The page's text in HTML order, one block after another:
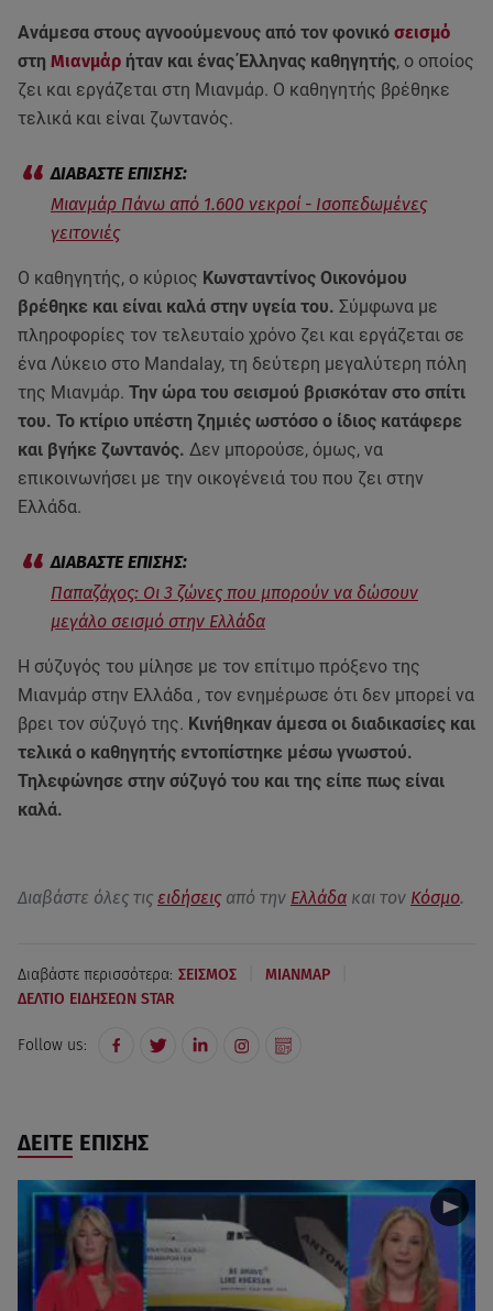
Ανάμεσα στους αγνοούμενους από τον φονικό σεισμό
στη Μιανμάρ ήταν και ένας Έλληνας καθηγητής, ο οποίος
ζει και εργάζεται στη Μιανμάρ. Ο καθηγητής βρέθηκε
τελικά και είναι ζωντανός.
Μιανμάρ Πάνω από 1.600 νεκροί - Iσοπεδωμένες
γειτονιές
Ο καθηγητής, ο κύριος Κωνσταντίνος Οικονόμου
βρέθηκε και είναι καλά στην υγεία του. Σύμφωνα με
πληροφορίες τον τελευταίο χρόνο ζει και εργάζεται σε
ένα Λύκειο στο Mandalay, τη δεύτερη μεγαλύτερη πόλη
της Μιανμάρ. Την ώρα του σεισμού βρισκόταν στο σπίτι
του. Το κτίριο υπέστη ζημιές ωστόσο ο ίδιος κατάφερε
και βγήκε ζωντανός. Δεν μπορούσε, όμως, να
επικοινωνήσει με την οικογένειά του που ζει στην
Ελλάδα.
Παπαζάχος: Οι 3 ζώνες που μπορούν να δώσουν
μεγάλο σεισμό στην Ελλάδα
Η σύζυγός του μίλησε με τον επίτιμο πρόξενο της
Μιανμάρ στην Ελλάδα , τον ενημέρωσε ότι δεν μπορεί να
βρει τον σύζυγό της. Κινήθηκαν άμεσα οι διαδικασίες και
τελικά ο καθηγητής εντοπίστηκε μέσω γνωστού.
Τηλεφώνησε στην σύζυγό του και της είπε πως είναι
καλά.
Διαβάστε όλες τις ειδήσεις από την Ελλάδα και τον Κόσμο.
Διαβάστε περισσότερα: ΣΕΙΣΜΟΣ ΜΙΑΝΜΑΡ
ΔΕΛΤΙΟ ΕΙΔΗΣΕΩΝ STAR
Follow us:
ΔΕΙΤΕ ΕΠΙΣΗΣ